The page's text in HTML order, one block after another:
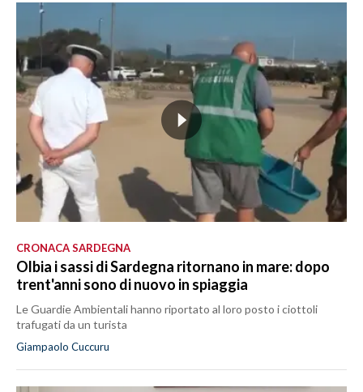
CRONACA SARDEGNA
Olbia i sassi di Sardegna ritornano in mare: dopo
trent'anni sono di nuovo in spiaggia
Le Guardie Ambientali hanno riportato al loro posto i ciottoli
trafugati da un turista
Giampaolo Cuccuru